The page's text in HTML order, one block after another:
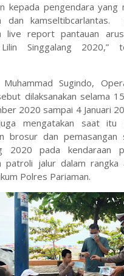
kepada pengendara
dan
live report pantauan
Singgalang 2020,”
Muhammad Sugindo,
dilaksanakan selama
2020 sampai 4 Januari
mengatakan saat itu
brosur dan pemasangan
2020 pada kendaraan
patroli jalur dalam
Polres Pariaman.